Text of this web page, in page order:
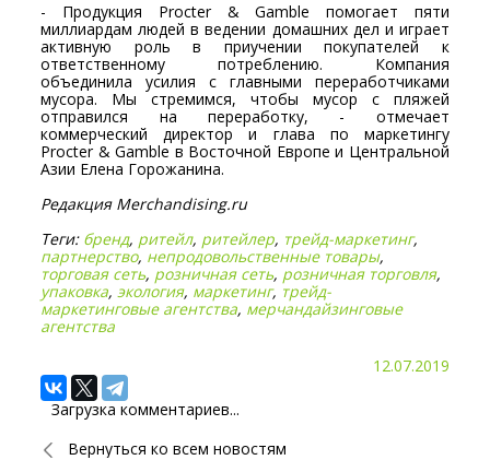
- Продукция Procter & Gamble помогает пяти
миллиардам людей в ведении домашних дел и играет
активную роль в приучении покупателей к
ответственному потреблению. Компания
объединила усилия с главными переработчиками
мусора. Мы стремимся, чтобы мусор с пляжей
отправился на переработку, - отмечает
коммерческий директор и глава по маркетингу
Procter & Gamble в Восточной Европе и Центральной
Азии Елена Горожанина.
Редакция Merchandising.ru
Теги: бренд, ритейл, ритейлер, трейд-маркетинг,
партнерство, непродовольственные товары,
торговая сеть, розничная сеть, розничная торговля,
упаковка,экология, маркетинг, трейд-
маркетинговые агентства, мерчандайзинговые
агентства
12.07.2019
Загрузка комментариев...
Вернуться ко всем новостям